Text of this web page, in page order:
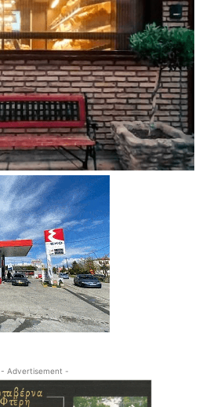
- Advertisement -